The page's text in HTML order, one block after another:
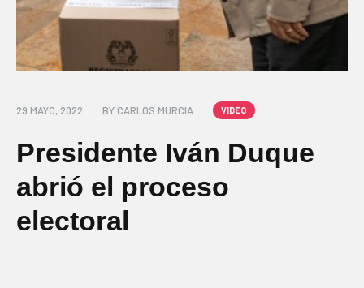
29 MAYO, 2022 BY CARLOS MURCIA VIDEO
Presidente Iván Duque
abrió el proceso
electoral